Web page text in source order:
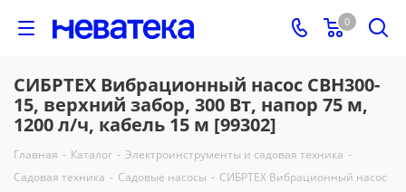
0
СИБРТЕХ Вибрационный насос СВН300-
15, верхний забор, 300 Вт, напор 75 м,
1200 л/ч, кабель 15 м [99302]
Главная - Каталог - Электроинструменты и садовая техника -
Садовая техника - Садовые насосы - СИБРТЕХ Вибрационный насос